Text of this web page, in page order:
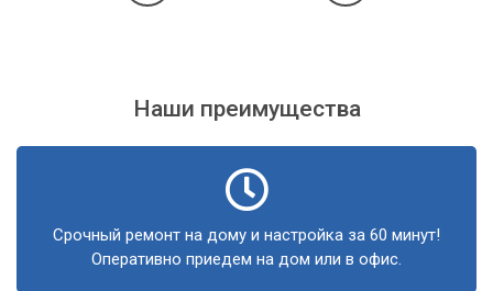
Наши преимущества
Срочный ремонт на дому и настройка за 60 минут!
Оперативно приедем на дом или в офис.